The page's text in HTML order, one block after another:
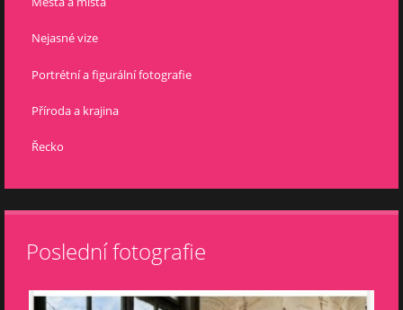
Nejasné vize
Portrétní a figurální fotografie
Příroda a krajina
Řecko
Poslední fotografie